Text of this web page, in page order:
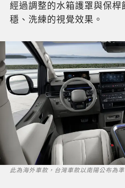
經過調整的水箱護罩與保桿
穩、洗練的視覺效果。
此為海外車款，台灣車款以南陽公布為準